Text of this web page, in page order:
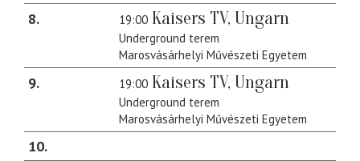
8 19:00 Kaisers TV, Ungarn
Underground terem
Marosvásárhelyi Művészeti Egyetem
9 19:00 Kaisers TV, Ungarn
Underground terem
Marosvásárhelyi Művészeti Egyetem
10